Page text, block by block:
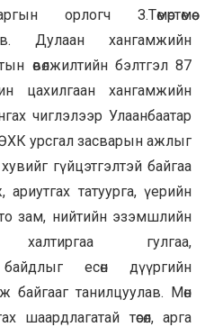
орлогч З.Төмөртөмөө
Дулаан хангамжийн
өвөлжилтийн бэлтгэл 87
цахилгаан хангамжийн
чиглэлээр Улаанбаатар
урсгал засварын ажлыг
хувийг гүйцэтгэлтэй байгаа
татуурга, үерийн
зам, нийтийн эзэмшлийн
гулгаа,
есөн дүүргийн
танилцуулав. Мөн
шаардлагатай төсөл, арга